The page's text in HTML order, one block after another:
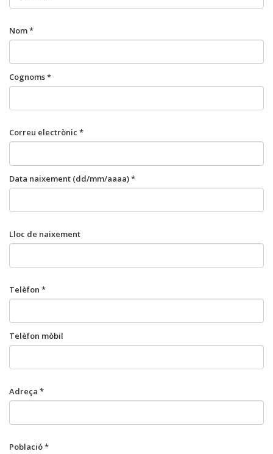
Nom *
Cognoms *
Correu electrònic *
Data naixement (dd/mm/aaaa) *
Lloc de naixement
Telèfon *
Telèfon mòbil
Adreça *
Població *